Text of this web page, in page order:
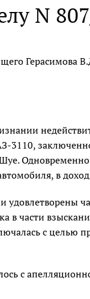
N
Герасимова
3110,
в
удовлетворены
в части
с целью
с